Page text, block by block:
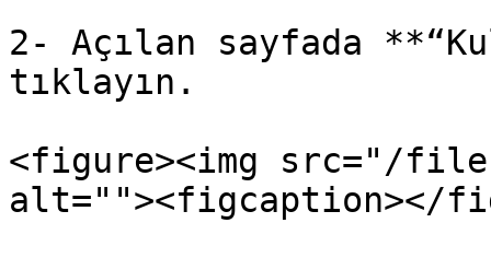
2- Açılan sayfada
tıklayın.
<figure><img src="/
alt=""><figcaption></